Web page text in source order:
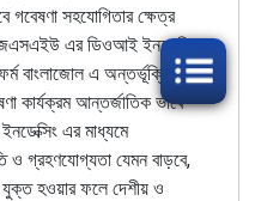
সহযোগিতার ক্ষেত্র
এর ডিওআই ইনডেক্সিং
বাংলাজোল এ অন্তর্ভূক্তির
কার্যক্রম আন্তর্জাতিক ভাবে
এর মাধ্যমে
ও গ্রহণযোগ্যতা যেমন বাড়বে,
যুক্ত হওয়ার ফলে দেশীয় ও